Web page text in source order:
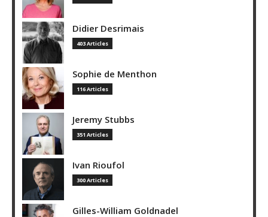
Didier Desrimais
403 Articles
Sophie de Menthon
116 Articles
Jeremy Stubbs
351 Articles
Ivan Rioufol
300 Articles
Gilles-William Goldnadel